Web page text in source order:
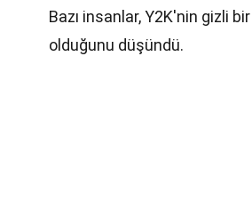
Bazı insanlar, Y2K'nin gizli
olduğunu düşündü.